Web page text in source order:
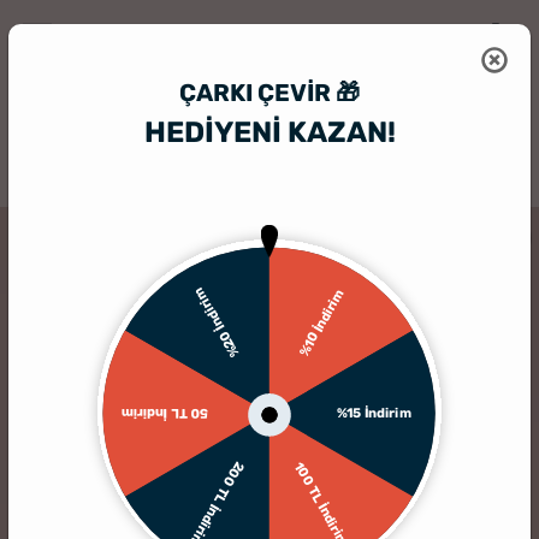
ÇARKI ÇEVIR 🎁
HEDİYENİ KAZAN!
%10 İndirim
%15 İndirim
100 TL İndirim
200 TL İndirim
50 TL İndirim
%20 İndirim